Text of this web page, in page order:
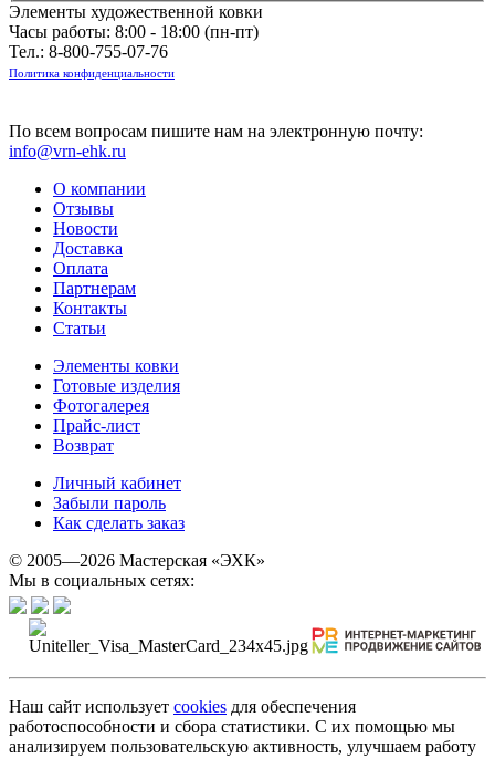
Элементы художественной ковки
Часы работы: 8:00 - 18:00 (пн-пт)
Тел.: 8-800-755-07-76
Политика конфиденциальности
По всем вопросам пишите нам на электронную почту:
info@vrn-ehk.ru
О компании
Отзывы
Новости
Доставка
Оплата
Партнерам
Контакты
Статьи
Элементы ковки
Готовые изделия
Фотогалерея
Прайс-лист
Возврат
Личный кабинет
Забыли пароль
Как сделать заказ
© 2005—2026 Мастерская «ЭХК»
Мы в социальных сетях:
Наш сайт использует cookies для обеспечения
работоспособности и сбора статистики. С их помощью мы
анализируем пользовательскую активность, улучшаем работу